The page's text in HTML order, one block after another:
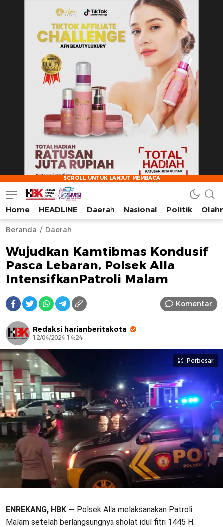
HarianBeritaKota
Mengabarkan Setiap Detil, Sudut, dan Cerita Kota
Home HEADLINE Daerah Nasional Politik
Beranda Daerah
Wujudkan Kamtibmas Kondusif
Pasca Lebaran, Polsek Alla
IntensifkanPatroli Malam
Komentar
Redaksi harianberitakota
12/04/2024 14:24
Perbesar
ENREKANG, HBK — Polsek Alla melaksanakan Patroli
Malam setelah berlangsungnya sholat idul fitri 1445 H.